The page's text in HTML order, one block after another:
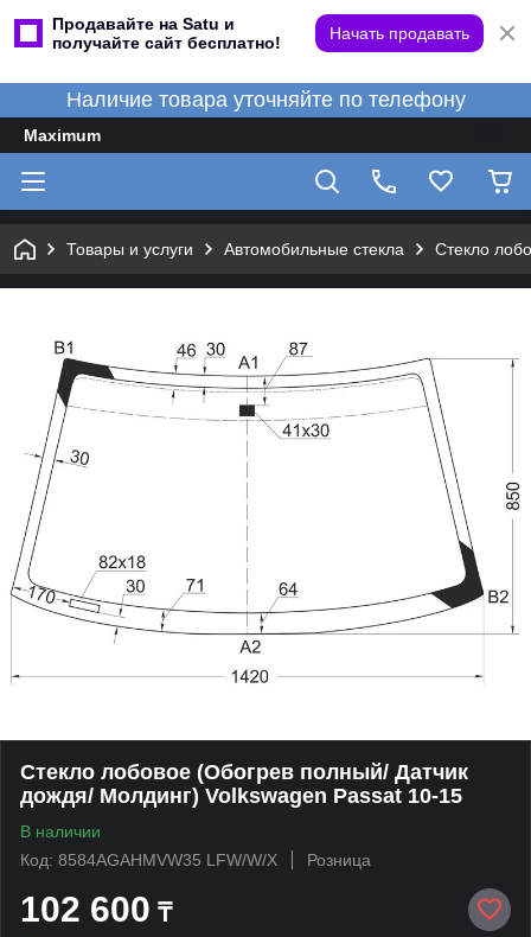
Продавайте на Satu и
получайте сайт бесплатно!
Начать продавать
Наличие товара уточняйте по телефону
Maximum
Товары и услуги Автомобильные стекла Стекло
Стекло лобовое (Обогрев полный/ Датчик
дождя/ Молдинг) Volkswagen Passat 10-15
В наличии
Код: 8584AGAHMVW35 LFW/W/X
Розница
102 600 ₸